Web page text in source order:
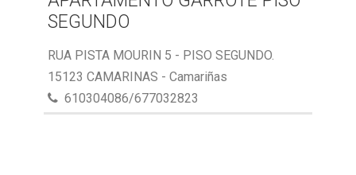
SEGUNDO
RUA PISTA MOURIN 5 - PISO SEGUNDO.
15123 CAMARINAS - Camariñas
610304086/677032823